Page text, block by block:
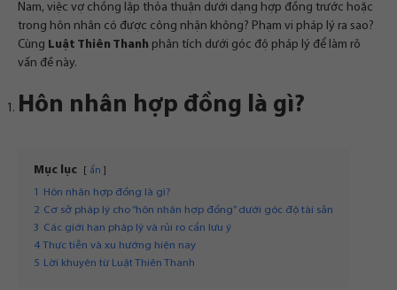
Nam, việc vợ chồng lập thỏa thuận dưới dạng hợp đồng trước hoặc
trong hôn nhân có được công nhận không? Phạm vi pháp lý ra sao?
Cùng Luật Thiên Thanh phân tích dưới góc độ pháp lý để làm rõ
vấn đề này.
Hôn nhân hợp đồng là gì?
Mục lục ẩn
1
Hôn nhân hợp đồng là gì?
2 Cơ sở pháp lý cho “hôn nhân hợp đồng” dưới góc độ tài sản
3 Các giới hạn pháp lý và rủi ro cần lưu ý
4
Thực tiễn và xu hướng hiện nay
5 Lời khuyên từ Luật Thiên Thanh